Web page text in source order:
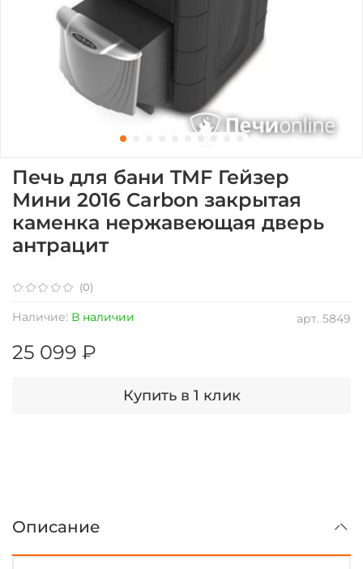
(0)
арт. 5849
Наличие: В наличии
Печь для бани TMF Гейзер
Мини 2016 Carbon закрытая
каменка нержавеющая дверь
антрацит
25 099 ₽
Купить в 1 клик
Описание